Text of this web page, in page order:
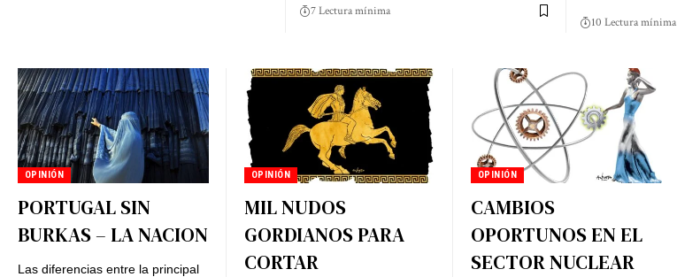
7 Lectura mínima
10 Lectura mínima
OPINIÓN
PORTUGAL SIN
BURKAS – LA NACION
Las diferencias entre la principal
OPINIÓN
MIL NUDOS
GORDIANOS PARA
CORTAR
OPINIÓN
CAMBIOS
OPORTUNOS EN EL
SECTOR NUCLEAR